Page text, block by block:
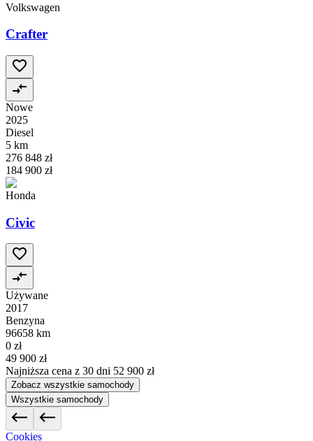
Volkswagen
Crafter
Nowe
2025
Diesel
5 km
276 848 zł
184 900 zł
Honda
Civic
Używane
2017
Benzyna
96658 km
0 zł
49 900 zł
Najniższa cena z 30 dni 52 900 zł
Zobacz wszystkie samochody
Wszystkie samochody
Cookies